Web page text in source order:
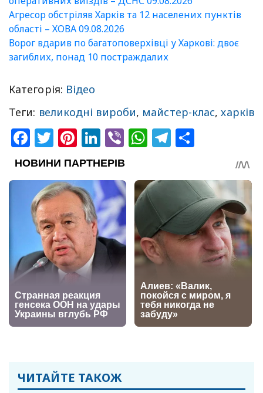
Агресор обстріляв Харків та 12 населених пунктів
області – ХОВА 09.08.2026
Ворог вдарив по багатоповерхівці у Харкові: двоє
загиблих, понад 10 постраждалих
Категорія: Відео
Теги: великодні вироби, майстер-клас,харків
Facebook
Twitter
Pinterest
LinkedIn
ViberWhatsApp
Telegram
ЧИТАЙТЕ ТАКОЖ